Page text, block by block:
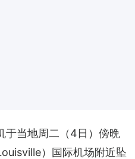
于当地周二（4日）傍晩
）国际机场附近坠